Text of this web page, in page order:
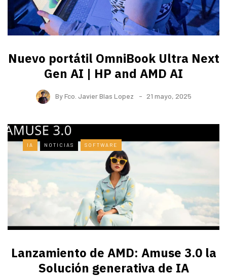
Nuevo portátil OmniBook Ultra ​Next
Gen AI | HP and AMD AI
ByFco. Javier Blas Lopez 21 mayo, 2025
IA NOTICIAS SOFTWARE
Lanzamiento de AMD: Amuse 3.0 la
Solución generativa de IA